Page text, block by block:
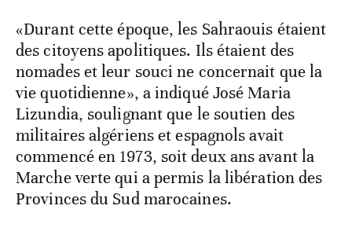
«Durant cette époque, les Sahraouis étaient
des citoyens apolitiques. Ils étaient des
nomades et leur souci ne concernait que la
vie quotidienne», a indiqué José Maria
Lizundia, soulignant que le soutien des
militaires algériens et espagnols avait
commencé en 1973, soit deux ans avant la
Marche verte qui a permis la libération des
Provinces du Sud marocaines.